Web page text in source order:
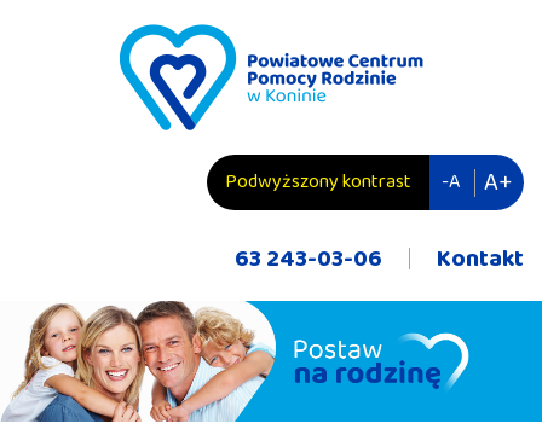
Podwyższony kontrast -A
A+
63 243-03-06
Kontakt